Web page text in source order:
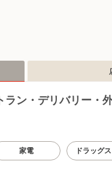
ン・デリバリー・
家電 ドラッグ